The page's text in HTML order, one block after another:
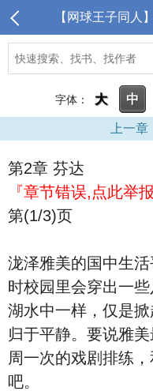
【网球王子同人
字体： 大 中
上一章
第2章 芬达
『章节错误,点此举报
第(1/3)页
泷泽雅美的国中生
时校园里会穿出一
湖水中一样，仅是
归于平静。要说雅
周一次的戏剧排练
吧。